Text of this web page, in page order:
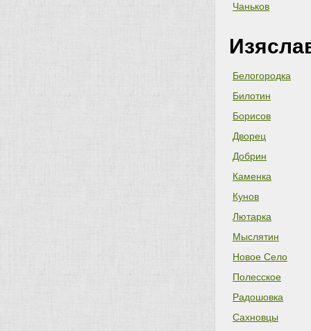
Чаньков
Белогородка
Билотин
Борисов
Дворец
Добрин
Каменка
Кунов
Лютарка
Мыслятин
Новое Село
Полесское
Радошовка
Сахновцы